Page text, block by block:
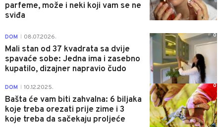
parfeme, može i neki koji vam se ne
sviđa
DOM 08.07.2026.
Mali stan od 37 kvadrata sa dvije
spavaće sobe: Jedna ima i zasebno
kupatilo, dizajner napravio čudo
0
DOM 10.12.2025.
Bašta će vam biti zahvalna: 6 biljaka
koje treba orezati prije zime i 3
koje treba da sačekaju proljeće
0